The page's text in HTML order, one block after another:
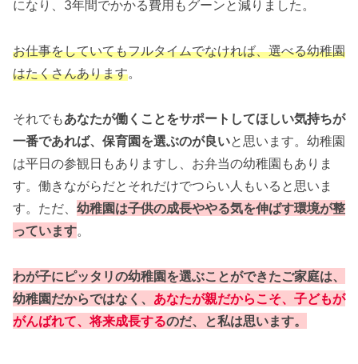
になり、3年間でかかる費用もグーンと減りました。
お仕事をしていてもフルタイムでなければ、選べる幼稚園
はたくさんあります。
それでもあなたが働くことをサポートしてほしい気持ちが
一番であれば、保育園を選ぶのが良いと思います。幼稚園
は平日の参観日もありますし、お弁当の幼稚園もありま
す。働きながらだとそれだけでつらい人もいると思いま
す。ただ、 幼稚園は子供の成長ややる気を伸ばす環境が整
っています。
わが子にピッタリの幼稚園を選ぶことができたご家庭は、
幼稚園だからではなく、 あなたが親だからこそ、子どもが
がんばれて、将来成長するのだ、と私は思います。